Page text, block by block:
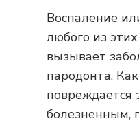
Воспаление
любого из
вызывает
пародонта.
повреждается
болезненным,